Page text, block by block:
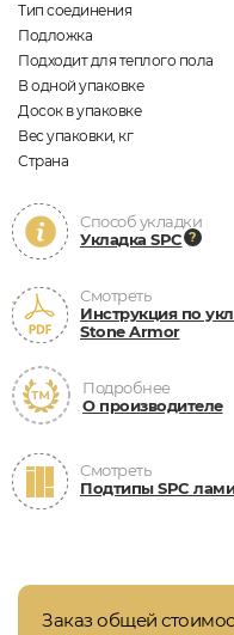
Тип соединения
Подложка
Подходит для теплого пола
В одной упаковке
Досок в упаковке
Вес упаковки, кг
Страна
Способ укладки
Укладка SPC
Смотреть
Инструкция по
Stone Armor
Подробнее
О производителе
Смотреть
Подтипы SPC
Заказ общей